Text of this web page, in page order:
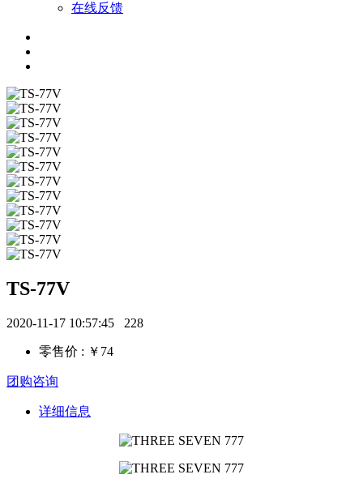
在线反馈
TS-77V
2020-11-17 10:57:45 228
零售价 : ￥74
团购咨询
详细信息